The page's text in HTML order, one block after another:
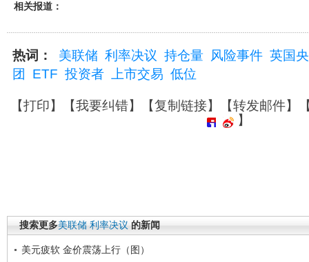
相关报道：
热词： 美联储 利率决议 持仓量 风险事件 英国
团
ETF 投资者 上市交易 低位
【打印】【我要纠错】【复制链接】【转发邮件】
】
搜索更多美联储 利率决议 的新闻
美元疲软 金价震荡上行（图）